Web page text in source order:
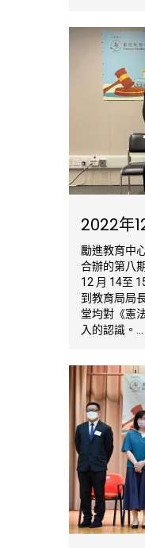
2022年
勵進教育中
合辦的第八
12 月 14至
到教育局局
堂均對《憲
入的認識。...